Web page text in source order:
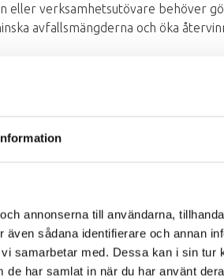
annonserna till användarna,
sådana identifierare och annan
samarbetar med. Dessa kan i sin tur
har samlat in när du har använt
eller verksamhetsutövare behöver
avfallsmängderna och öka
Regler för
Det kommer ske en rad
fastighetsnära insamling. De
bostadsrättsföreningar,
vad som gäller här!